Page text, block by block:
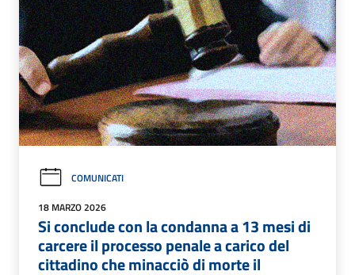
COMUNICATI
18 MARZO 2026
Si conclude con la condanna a 13 mesi di
carcere il processo penale a carico del
cittadino che minacciò di morte il